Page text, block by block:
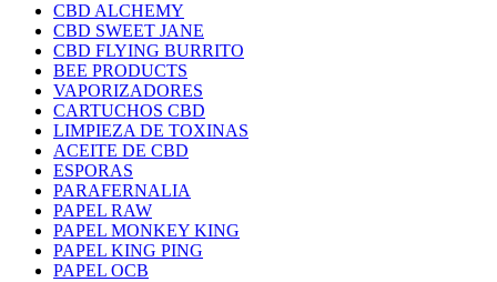
CBD ALCHEMY
CBD SWEET JANE
CBD FLYING BURRITO
BEE PRODUCTS
VAPORIZADORES
CARTUCHOS CBD
LIMPIEZA DE TOXINAS
ACEITE DE CBD
ESPORAS
PARAFERNALIA
PAPEL RAW
PAPEL MONKEY KING
PAPEL KING PING
PAPEL OCB